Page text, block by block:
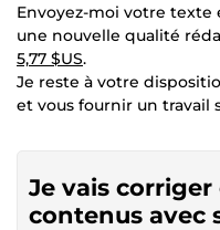
Envoyez-moi votre
une nouvelle qualité
5,77 $US.
Je reste à votre
et vous fournir un travail
Je vais
contenus avec